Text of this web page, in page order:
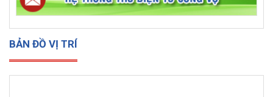
BẢN ĐỒ VỊ TRÍ